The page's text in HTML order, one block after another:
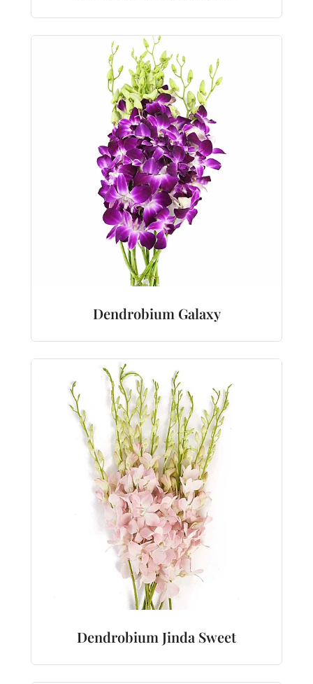
Dendrobium Galaxy
Dendrobium Jinda Sweet